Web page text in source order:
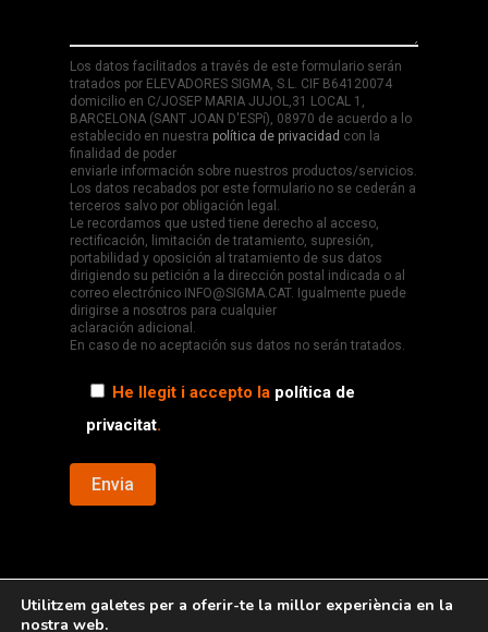
Los datos facilitados a través de este formulario serán
tratados por ELEVADORES SIGMA, S.L. CIF B64120074
domicilio en C/JOSEP MARIA JUJOL,31 LOCAL 1,
BARCELONA (SANT JOAN D'ESPí), 08970 de acuerdo a lo
establecido en nuestra política de privacidad con la
finalidad de poder
enviarle información sobre nuestros productos/servicios.
Los datos recabados por este formulario no se cederán a
terceros salvo por obligación legal.
Le recordamos que usted tiene derecho al acceso,
rectificación, limitación de tratamiento, supresión,
portabilidad y oposición al tratamiento de sus datos
dirigiendo su petición a la dirección postal indicada o al
correo electrónico INFO@SIGMA.CAT. Igualmente puede
dirigirse a nosotros para cualquier
aclaración adicional.
En caso de no aceptación sus datos no serán tratados.
He llegit i accepto la política de
privacitat.
Utilitzem galetes per a oferir-te la millor experiència en la
nostra web.